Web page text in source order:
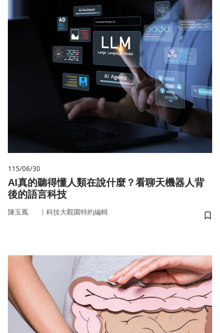
115/06/30
AI真的聽得懂人類在說什麼？看聊天機器人背
後的語言科技
陳玉鳳 ｜ 科技大觀園特約編輯
儲